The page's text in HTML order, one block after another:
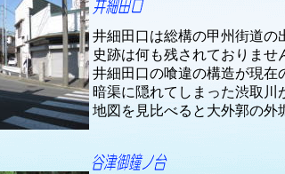
井細田口は総構の甲州街道の
史跡は何も残されておりませ
井細田口の喰違の構造が現在
暗渠に隠れてしまった渋取
地図を見比べると大外郭の外